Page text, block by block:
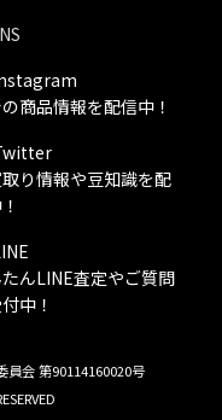
商品情報を配信中！
り情報や豆知識を配
んLINE査定やご質問
中！
員会 第90114160020号